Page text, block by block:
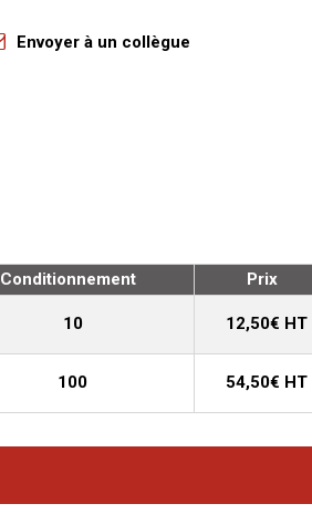
Envoyer à un collègue
Conditionnement Prix
10 12,50€ HT
100 54,50€ HT